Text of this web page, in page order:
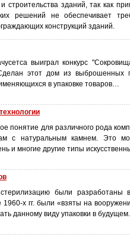
строительства зданий, так как
решений не обеспечивает
конструкций зданий.
выиграл конкурс
этот дом из выброшенных
в упаковке товаров…
понятие для различного рода
с натуральным камнем. Это
и многие другие типы
стерилизацию были
х гг. были «взяты на
данному виду упаковки в будущем.